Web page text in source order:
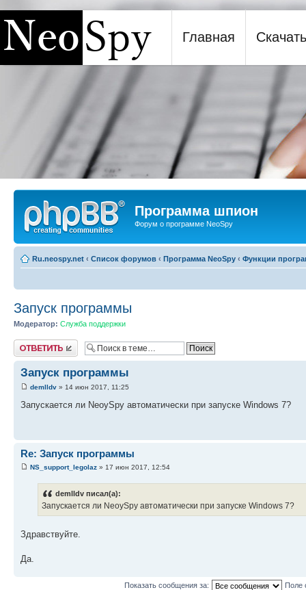
Программа шпион NeoSpy
Главная Скачать
Программа шпион
Форум о программе NeoSpy
Ru.neospy.net ‹ Список форумов ‹ Программа NeoSpy ‹ Функции
Запуск программы
Модератор: Служба поддержки
Ответить
Запуск программы
demlldv » 14 июн 2017, 11:25
Запускается ли NeoySpy автоматически при запуске Windows 7?
Re: Запуск программы
NS_support_legolaz » 17 июн 2017, 12:54
demlldv писал(а):
Запускается ли NeoySpy автоматически при запуске Windows 7?
Здравствуйте.
Да.
Показать сообщения за: Поле